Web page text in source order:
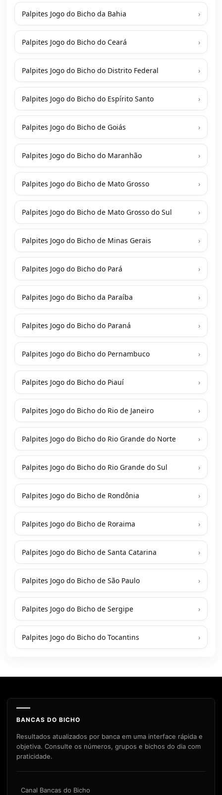
Palpites Jogo do Bicho da Bahia ›
Palpites Jogo do Bicho do Ceará ›
Palpites Jogo do Bicho do Distrito Federal ›
Palpites Jogo do Bicho do Espírito Santo ›
Palpites Jogo do Bicho de Goiás ›
Palpites Jogo do Bicho do Maranhão ›
Palpites Jogo do Bicho de Mato Grosso ›
Palpites Jogo do Bicho de Mato Grosso do Sul ›
Palpites Jogo do Bicho de Minas Gerais ›
Palpites Jogo do Bicho do Pará ›
Palpites Jogo do Bicho da Paraíba ›
Palpites Jogo do Bicho do Paraná ›
Palpites Jogo do Bicho do Pernambuco ›
Palpites Jogo do Bicho do Piauí ›
Palpites Jogo do Bicho do Rio de Janeiro ›
Palpites Jogo do Bicho do Rio Grande do Norte ›
Palpites Jogo do Bicho do Rio Grande do Sul ›
Palpites Jogo do Bicho de Rondônia ›
Palpites Jogo do Bicho de Roraima ›
Palpites Jogo do Bicho de Santa Catarina ›
Palpites Jogo do Bicho de São Paulo ›
Palpites Jogo do Bicho de Sergipe ›
Palpites Jogo do Bicho do Tocantins ›
BANCAS DO BICHO
Resultados atualizados por banca em uma interface rápida e
objetiva. Consulte os números, grupos e bichos do dia com
praticidade.
Canal Bancas do Bicho